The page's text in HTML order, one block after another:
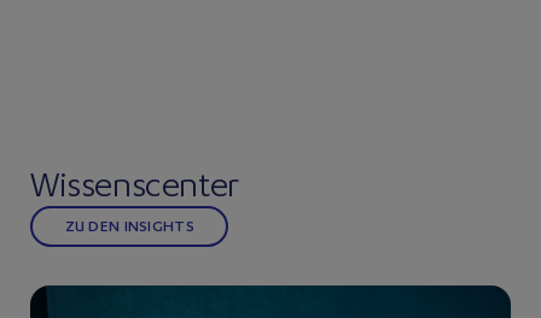
Wissenscenter
ZU DEN INSIGHTS